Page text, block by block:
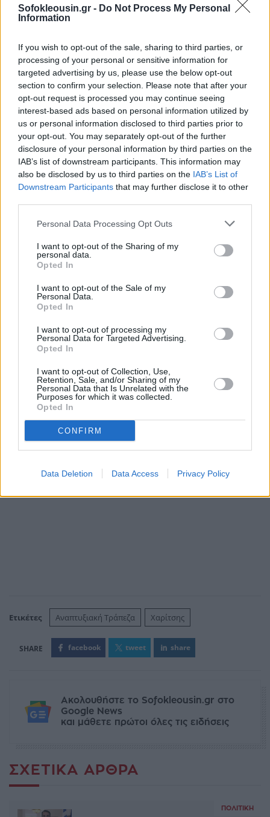
Sofokleousin.gr - Do Not Process My Personal
Information
If you wish to opt-out of the sale, sharing to third parties, or
processing of your personal or sensitive information for
targeted advertising by us, please use the below opt-out
section to confirm your selection. Please note that after your
opt-out request is processed you may continue seeing
interest-based ads based on personal information utilized by
us or personal information disclosed to third parties prior to
your opt-out. You may separately opt-out of the further
disclosure of your personal information by third parties on the
IAB’s list of downstream participants. This information may
also be disclosed by us to third parties on the IAB’s List of
Downstream Participants that may further disclose it to other
Personal Data Processing Opt Outs
I want to opt-out of the Sharing of my
personal data.
Opted In
I want to opt-out of the Sale of my
Personal Data.
Opted In
I want to opt-out of processing my
Personal Data for Targeted Advertising.
Opted In
I want to opt-out of Collection, Use,
Retention, Sale, and/or Sharing of my
Personal Data that Is Unrelated with the
Purposes for which it was collected.
Opted In
CONFIRM
Data Deletion Data Access Privacy Policy
«Σε όσες προεκλογικές φιέστες και αν συμμετάσχει ο
κ. Μητσοτάκης η αλήθεια είναι μία: Η κυβέρνηση
και εμποδίζει τον μετασχηματισμό του παραγωγικού
μοντέλου σε βιώσιμη και δίκαιη κατεύθυνση. Αντί να
προχωρήσει σε παρεμβάσεις ώστε περισσότερες
επιχειρήσεις να αποκτήσουν πρόσβαση σε δάνεια,
σκιαμαχεί με τις τράπεζες
και
κονδύλια του Ταμείο Ανάκαμψης για τους
λίγους και εκλεκτούς φίλους της
Ετικέτες Αναπτυξιακή Τράπεζα Χαρίτσης
facebook tweet share
Ακολουθήστε το Sofokleousin.gr στο
Google News
και μάθετε πρώτοι όλες τις ειδήσεις
ΣΧΕΤΙΚΆ ΆΡΘΡΑ
ΠΟΛΙΤΙΚΉ